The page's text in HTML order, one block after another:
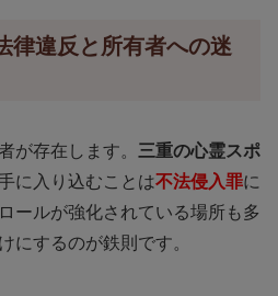
律違反と所有者への迷
が存在します。 三重の心霊スポ
に入り込むことは不法侵入罪に
ールが強化されている場所も多
にするのが鉄則です。